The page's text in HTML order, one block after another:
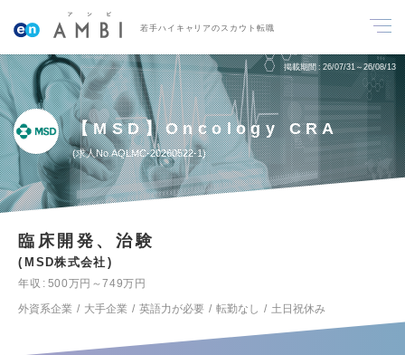
若手ハイキャリアのスカウト転職
掲載期間 26/07/31～26/08/13
【MSD】Oncology CRA
求人No.AQLMC-20260522-1
臨床開発、治験
MSD株式会社
年収
500万円～749万円
外資系企業
大手企業 英語力が必要 転勤なし 土日祝休み